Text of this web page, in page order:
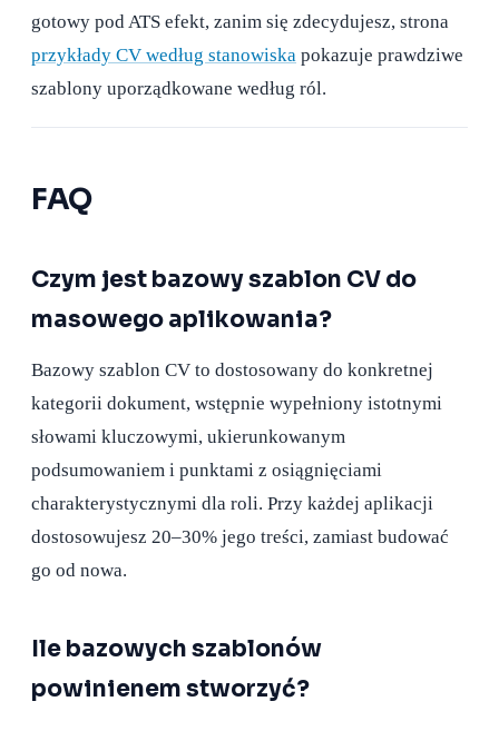
gotowy pod ATS efekt, zanim się zdecydujesz, strona
przykłady CV według stanowiska pokazuje prawdziwe
szablony uporządkowane według ról.
FAQ
Czym jest bazowy szablon CV do
masowego aplikowania?
Bazowy szablon CV to dostosowany do konkretnej
kategorii dokument, wstępnie wypełniony istotnymi
słowami kluczowymi, ukierunkowanym
podsumowaniem i punktami z osiągnięciami
charakterystycznymi dla roli. Przy każdej aplikacji
dostosowujesz 20–30% jego treści, zamiast budować
go od nowa.
Ile bazowych szablonów
powinienem stworzyć?